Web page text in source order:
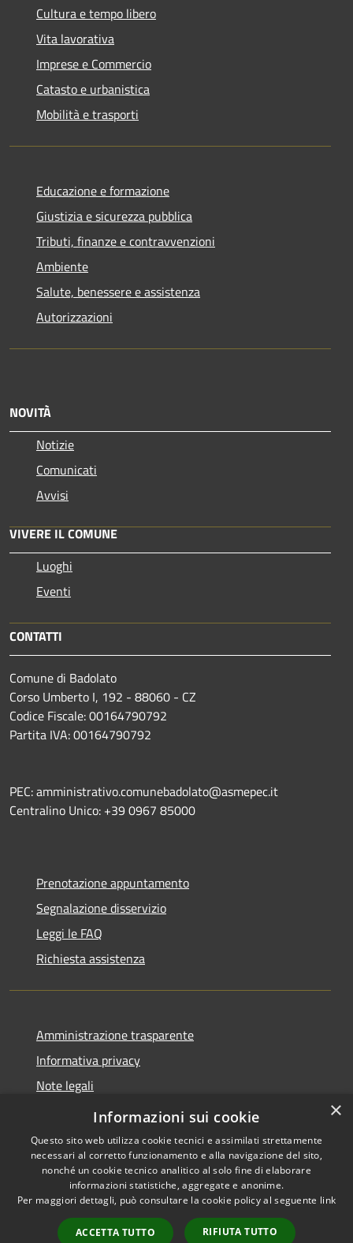
Cultura e tempo libero
Vita lavorativa
Imprese e Commercio
Catasto e urbanistica
Mobilità e trasporti
Educazione e formazione
Giustizia e sicurezza pubblica
Tributi, finanze e contravvenzioni
Ambiente
Salute, benessere e assistenza
Autorizzazioni
NOVITÀ
Notizie
Comunicati
Avvisi
VIVERE IL COMUNE
Luoghi
Eventi
CONTATTI
Comune di Badolato
Corso Umberto I, 192 - 88060 - CZ
Codice Fiscale: 00164790792
Partita IVA: 00164790792
PEC: amministrativo.comunebadolato@asmepec.it
Centralino Unico: +39 0967 85000
Prenotazione appuntamento
Segnalazione disservizio
Leggi le FAQ
Richiesta assistenza
Amministrazione trasparente
Informativa privacy
Note legali
Dichiarazione di accessibilità
Accessibilità
Copyright © 2026 • Comune di
Badolato • Powered by
Municipium•
Accesso
×
Informazioni sui cookie
Questo sito web utilizza cookie tecnici e assimilati strettamente
necessari al corretto funzionamento e alla navigazione del sito,
nonché un cookie tecnico analitico al solo fine di elaborare
informazioni statistiche, aggregate e anonime.
Per maggiori dettagli, può consultare la cookie policy al seguente link
ACCETTA TUTTO RIFIUTA TUTTO